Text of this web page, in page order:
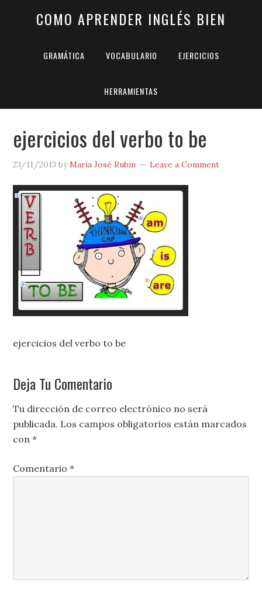
COMO APRENDER INGLÉS BIEN
GRAMÁTICA VOCABULARIO EJERCICIOS
HERRAMIENTAS
ejercicios del verbo to be
23/11/2013 byMaría José Rubin Leave a Comment
ejercicios del verbo to be
Deja Tu Comentario
Tu dirección de correo electrónico no será
publicada. Los campos obligatorios están marcados
con*
Comentario*